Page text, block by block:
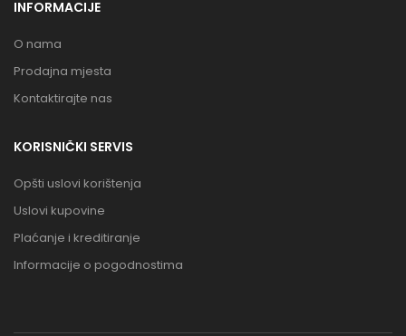
INFORMACIJE
O nama
Prodajna mjesta
Kontaktirajte nas
KORISNIČKI SERVIS
Opšti uslovi korištenja
Uslovi kupovine
Plaćanje i kreditiranje
Informacije o pogodnostima